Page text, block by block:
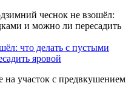
что делать с пустыми
яровой
на участок с предвкушением